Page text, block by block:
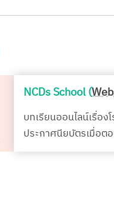
NCDs School (
บทเรียนออนไลน์เรื่อง
ประกาศนียบัตรเมื่อต